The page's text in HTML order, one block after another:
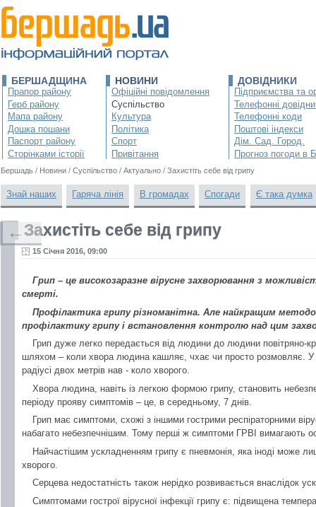
БЕРШАДЩИНА
Прапор району
Герб району
Мапа району
Дошка пошани
Паспорт району
Сторінками історії
НОВИНИ
Офіційні повідомлення
Суспільство
Культура
Політика
Спорт
Привітання
ДОВІДНИКИ
Підприємства та
Телефонні
Телефонні коди
Поштові індекси
Дім. Сад. Город.
Прогноз погоди в
Бершадь / Новини / Суспільство / Актуально / Захистіть себе від грипу
Знай наших Гаряча лінія В громадах Спогади Є така думка
Захистіть себе від грипу
15 Січня 2016, 09:00
Грип – це високозаразне вірусне захворювання з
смерті.
Профілактика грипу різноманітна. Але найкращим
профілактику грипу і встановлення контролю над цим
Грип дуже легко передається від людини до людини повітряно-
шляхом – коли хвора людина кашляє, чхає чи просто розмовляє. У
радіусі двох метрів нав - коло хворого.
Хвора людина, навіть із легкою формою грипу, становить
періоду прояву симптомів – це, в середньому, 7 днів.
Грип має симптоми, схожі з іншими гострими респіраторними
набагато небезпечнішим. Тому перші ж симптоми ГРВІ вимагають
Найчастішим ускладненням грипу є пневмонія, яка іноді може
хворого.
Серцева недостатність також нерідко розвивається внаслідок
Симптомами гострої вірусної інфекції грипу є: підвищена
←